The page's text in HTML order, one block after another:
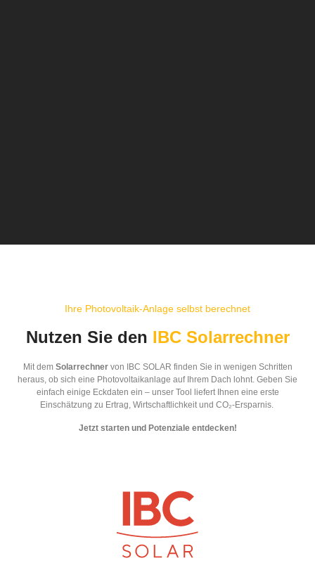
Ihre Photovoltaik-Anlage selbst berechnet
Nutzen Sie den IBC Solarrechner
Mit dem Solarrechnervon IBC SOLAR finden Sie in wenigen Schritten
heraus, ob sich eine Photovoltaikanlage auf Ihrem Dach lohnt. Geben Sie
einfach einige Eckdaten ein – unser Tool liefert Ihnen eine erste
Einschätzung zu Ertrag, Wirtschaftlichkeit und CO₂-Ersparnis.
Jetzt starten und Potenziale entdecken!